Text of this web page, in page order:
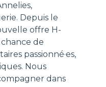
Depuis le
offre H-
de
passionné·es,
Nous
dans